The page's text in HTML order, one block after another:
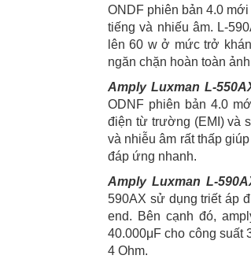
ONDF phiên bản 4.0
tiếng và nhiếu âm. L-
lên 60 w ở mức trở
ngăn chặn hoàn toàn
Amply Luxman L-
ODNF phiên bản 4.0
điện từ trường (EMI) và
và nhiễu âm rất thấp
đáp ứng nhanh.
Amply Luxman L-
590AX sử dụng triết áp
end. Bên cạnh đó,
40.000μF cho công suất
4 Ohm.